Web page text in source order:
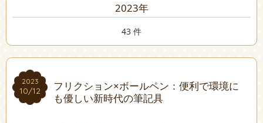
2023年
43 件
2023
10/12
2023
10/12
フリクション×ボールペン：便利で環境に
も優しい新時代の筆記具